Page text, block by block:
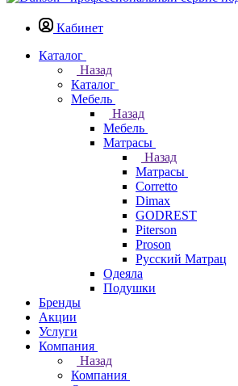
Кабинет
Каталог
Назад
Каталог
Мебель
Назад
Мебель
Матрасы
Назад
Матрасы
Corretto
Dimax
GODREST
Piterson
Proson
Русский Матрац
Одеяла
Подушки
Бренды
Акции
Услуги
Компания
Назад
Компания